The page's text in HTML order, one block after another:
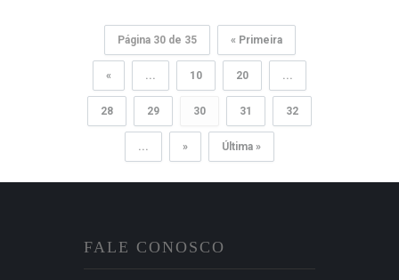
Página 30 de 35 « Primeira
« ... 10 20 ...
28 29 30 31 32
... » Última »
FALE CONOSCO